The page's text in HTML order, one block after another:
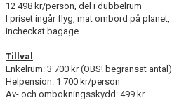
12 498 kr/person, del i dubbelrum
I priset ingår flyg, mat ombord på
incheckat bagage.
Tillval
Enkelrum: 3 700 kr (OBS! begränsat antal)
Helpension: 1 700 kr/person
Av- och ombokningsskydd: 499 kr